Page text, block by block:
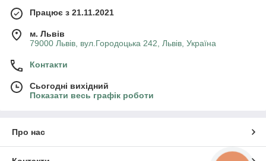
Працює з 21.11.2021
м. Львів
79000 Львів, вул.Городоцька 242, Львів, Україна
Контакти
Сьогодні вихідний
Показати весь графік роботи
Про нас